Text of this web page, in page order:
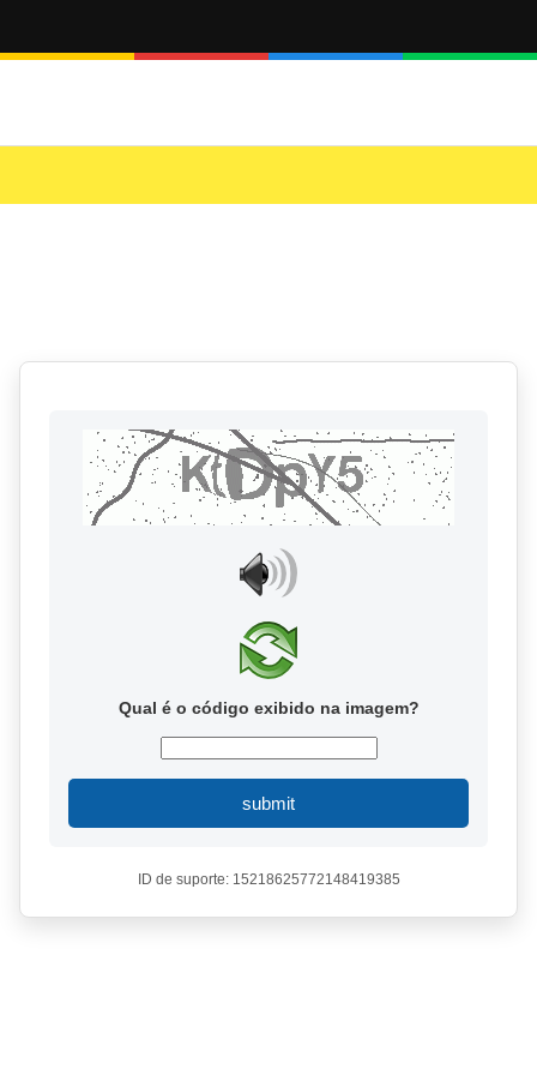
Qual é o código exibido na imagem?
submit
ID de suporte: 15218625772148419385